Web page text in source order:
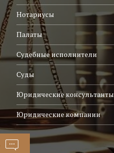
Нотариусы
Палаты
Судебные исполнители
Суды
Юридические консультанты
Юридические компании